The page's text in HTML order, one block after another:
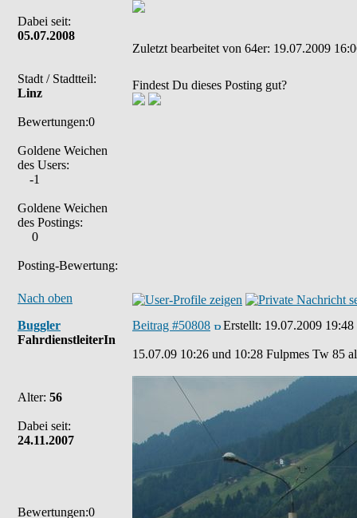
Dabei seit:
05.07.2008
Stadt / Stadtteil:
Linz
Bewertungen:0
Goldene Weichen
des Users:
-1
Goldene Weichen
des Postings:
0
Posting-Bewertung:
Zuletzt bearbeitet von 64er: 19.07.2009
Findest Du dieses Posting gut?
Nach oben
Buggler
FahrdienstleiterIn
Alter: 56
Dabei seit:
24.11.2007
Bewertungen:0
Beitrag #50808 Erstellt: 19.07.2009 19:48
15.07.09 10:26 und 10:28 Fulpmes Tw 85